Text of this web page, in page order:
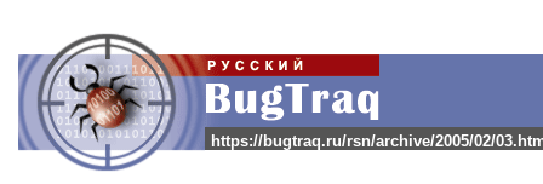
https://bugtraq.ru/rsn/archive/2005/02/